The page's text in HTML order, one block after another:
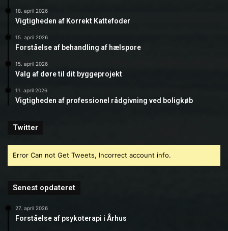
18. april 2026
Vigtigheden af Korrekt Kattefoder
15. april 2026
Forståelse af behandling af hælspore
15. april 2026
Valg af døre til dit byggeprojekt
11. april 2026
Vigtigheden af professionel rådgivning ved boligkøb
Twitter
Error Can not Get Tweets, Incorrect account info.
Senest opdateret
27. april 2026
Forståelse af psykoterapi i Århus